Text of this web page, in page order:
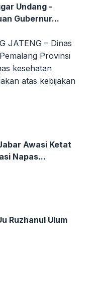
Undang -
Gubernur...
JATENG – Dinas
Provinsi
kesehatan
atas kebijakan
Awasi Ketat
Napas...
Ruzhanul Ulum